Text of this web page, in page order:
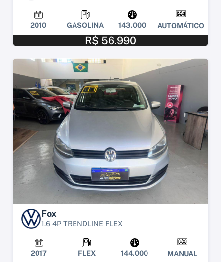
2010 GASOLINA 143.000 AUTOMÁTICO
R$ 56.990
Fox
1.6 4P TRENDLINE FLEX
2017 FLEX 144.000 MANUAL